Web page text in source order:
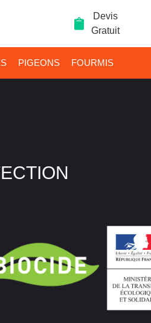
Devis
Gratuit
PIGEONS FOURMIS